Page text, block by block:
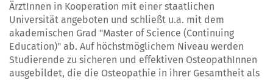
ÄrztInnen in Kooperation mit einer staatlichen
Universität angeboten und schließt u.a. mit dem
akademischen Grad "Master of Science (Continuing
Education)" ab. Auf höchstmöglichem Niveau werden
Studierende zu sicheren und effektiven OsteopathInnen
ausgebildet, die die Osteopathie in ihrer Gesamtheit als